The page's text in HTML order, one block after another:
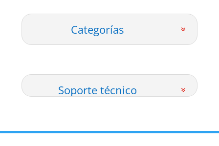
Categorías
Soporte técnico